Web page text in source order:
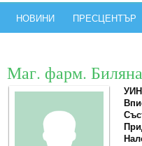
НОВИНИ ПРЕСЦЕНТЪР
Маг. фарм.